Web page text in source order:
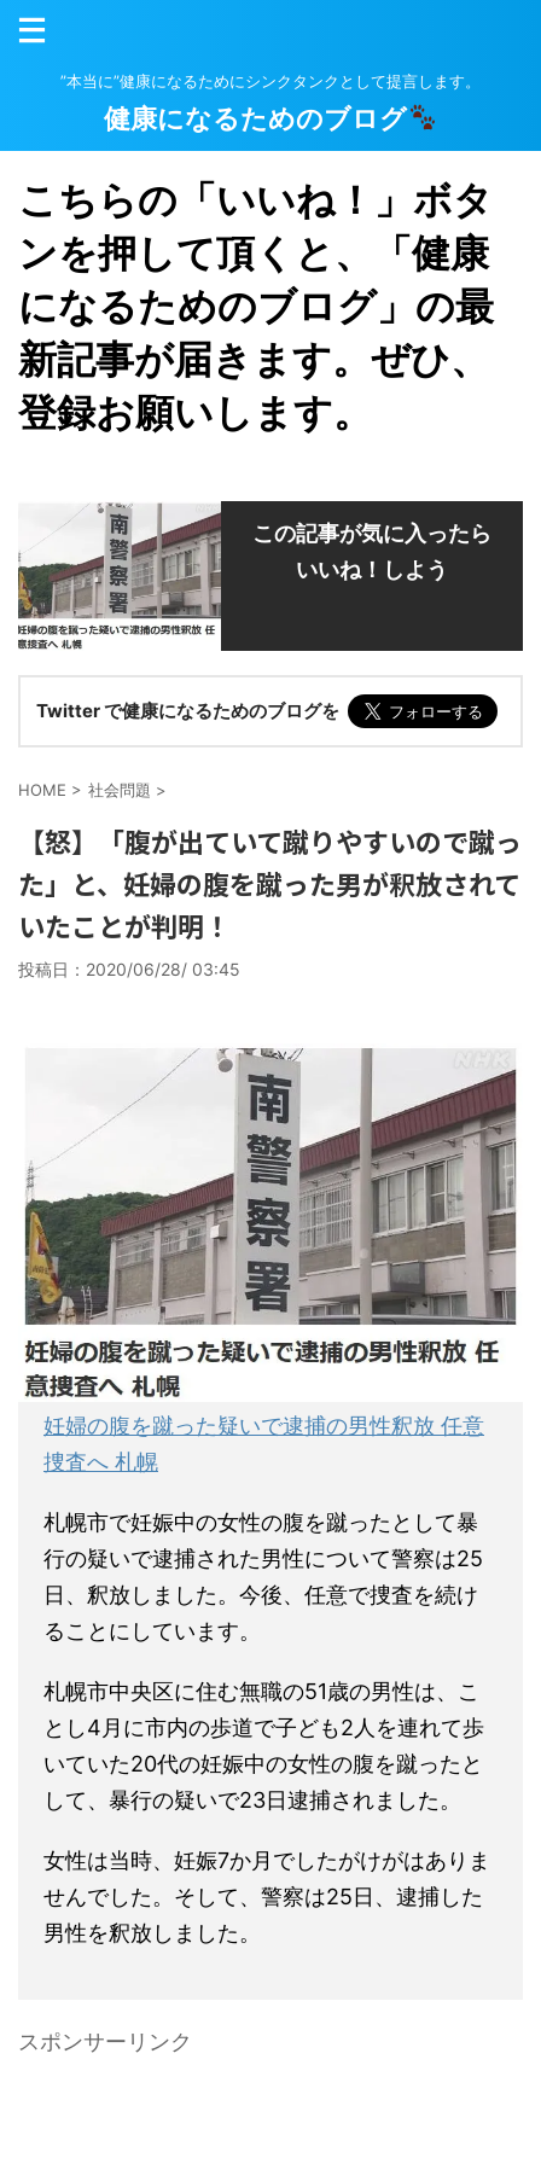
”本当に”健康になるためにシンクタンクとして提言します。
健康になるためのブログ
こちらの「いいね！」ボタ
ンを押して頂くと、「健康
になるためのブログ」の最
新記事が届きます。ぜひ、
登録お願いします。
この記事が気に入ったら
いいね！しよう
Twitter で健康になるためのブログを
HOME > 社会問題 >
【怒】「腹が出ていて蹴りやすいので蹴っ
た」と、妊婦の腹を蹴った男が釈放されて
いたことが判明！
投稿日： 2020/06/28/ 03:45
妊婦の腹を蹴った疑いで逮捕の男性釈放 任意
捜査へ 札幌
札幌市で妊娠中の女性の腹を蹴ったとして暴
行の疑いで逮捕された男性について警察は25
日、釈放しました。今後、任意で捜査を続け
ることにしています。
札幌市中央区に住む無職の51歳の男性は、こ
とし4月に市内の歩道で子ども2人を連れて歩
いていた20代の妊娠中の女性の腹を蹴ったと
して、暴行の疑いで23日逮捕されました。
女性は当時、妊娠7か月でしたがけがはありま
せんでした。そして、警察は25日、逮捕した
男性を釈放しました。
スポンサーリンク